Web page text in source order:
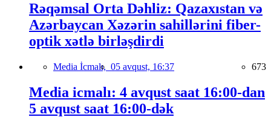
Rəqəmsal Orta Dəhliz: Qazaxıstan və
Azərbaycan Xəzərin sahillərini fiber-
optik xətlə birləşdirdi
Media İcmalı, 05 avqust, 16:37 673
Media icmalı: 4 avqust saat 16:00-dan
5 avqust saat 16:00-dək